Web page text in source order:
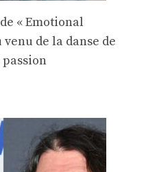
« Emotional
de la danse de